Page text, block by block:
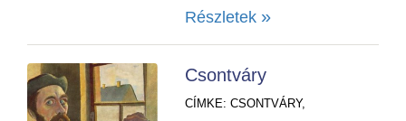
Részletek »
Csontváry
CÍMKE:CSONTVÁRY,